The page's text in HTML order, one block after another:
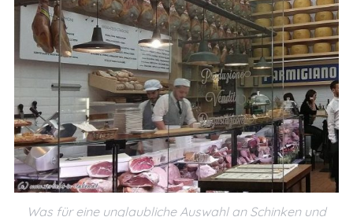
Was für eine unglaubliche Auswahl an Schinken und